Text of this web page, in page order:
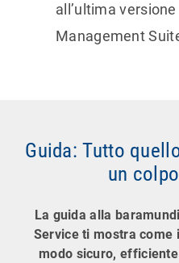
all’ultima
Management
Guida: Tutto
un
La guida alla
Service ti mostra
modo sicuro,